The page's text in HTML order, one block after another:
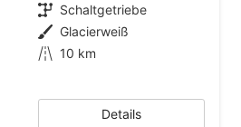
Getriebe Schaltgetriebe
Außenfarbe Glacierweiß
Kilometerstand 10 km
Details